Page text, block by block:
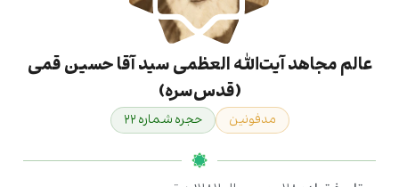
عالم مجاهد آیت‌الله العظمی سید آقا حسین قمی
(قدس‌سره)
مدفونین حجره شماره ۲۲